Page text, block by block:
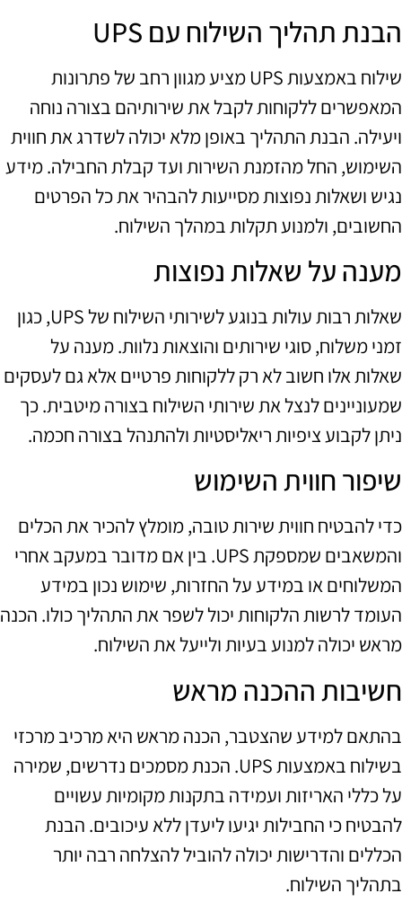
הבנת תהליך השילוח עם UPS
שילוח באמצעות UPS מציע מגוון רחב של פתרונות
המאפשרים ללקוחות לקבל את שירותיהם בצורה נוחה
ויעילה. הבנת התהליך באופן מלא יכולה לשדרג את חווית
השימוש, החל מהזמנת השירות ועד קבלת החבילה. מידע
נגיש ושאלות נפוצות מסייעות להבהיר את כל הפרטים
החשובים, ולמנוע תקלות במהלך השילוח.
מענה על שאלות נפוצות
שאלות רבות עולות בנוגע לשירותי השילוח של UPS, כגון
זמני משלוח, סוגי שירותים והוצאות נלוות. מענה על
שאלות אלו חשוב לא רק ללקוחות פרטיים אלא גם לעסקים
שמעוניינים לנצל את שירותי השילוח בצורה מיטבית. כך
ניתן לקבוע ציפיות ריאליסטיות ולהתנהל בצורה חכמה.
שיפור חווית השימוש
כדי להבטיח חווית שירות טובה, מומלץ להכיר את הכלים
והמשאבים שמספקת UPS. בין אם מדובר במעקב אחרי
המשלוחים או במידע על החזרות, שימוש נכון במידע
העומד לרשות הלקוחות יכול לשפר את התהליך כולו. הכנה
מראש יכולה למנוע בעיות ולייעל את השילוח.
חשיבות ההכנה מראש
בהתאם למידע שהצטבר, הכנה מראש היא מרכיב מרכזי
בשילוח באמצעות UPS. הכנת מסמכים נדרשים, שמירה
על כללי האריזות ועמידה בתקנות מקומיות עשויים
להבטיח כי החבילות יגיעו ליעדן ללא עיכובים. הבנת
הכללים והדרישות יכולה להוביל להצלחה רבה יותר
בתהליך השילוח.